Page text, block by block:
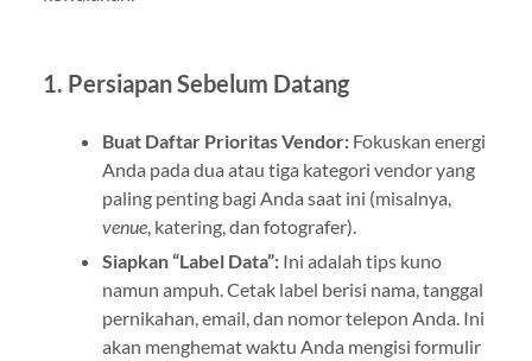
1. Persiapan Sebelum Datang
Buat Daftar Prioritas Vendor:Fokuskan energi
Anda pada dua atau tiga kategori vendor yang
paling penting bagi Anda saat ini (misalnya,
venue, katering, dan fotografer).
Siapkan “Label Data”:Ini adalah tips kuno
namun ampuh. Cetak label berisi nama, tanggal
pernikahan, email, dan nomor telepon Anda. Ini
akan menghemat waktu Anda mengisi formulir